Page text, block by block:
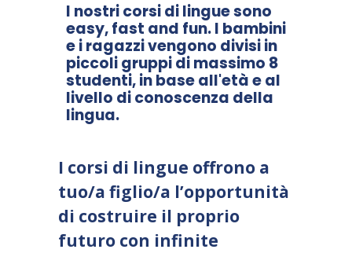
I nostri corsi di lingue sono
easy, fast and fun. I bambini
e i ragazzi vengono divisi in
piccoli gruppi di massimo 8
studenti, in base all'età e al
livello di conoscenza della
lingua.
I corsi di lingue offrono a
tuo/a figlio/a l’opportunità
di costruire il proprio
futuro con infinite